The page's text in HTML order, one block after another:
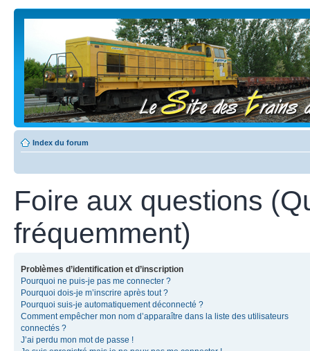
Index du forum
Foire aux questions
fréquemment)
Problèmes d’identification et d’inscription
Pourquoi ne puis-je pas me connecter ?
Pourquoi dois-je m’inscrire après tout ?
Pourquoi suis-je automatiquement déconnecté ?
Comment empêcher mon nom d’apparaître dans la liste des utilisateurs
connectés ?
J’ai perdu mon mot de passe !